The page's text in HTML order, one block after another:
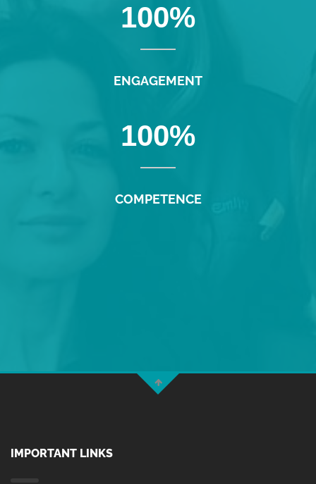
100%
ENGAGEMENT
100%
COMPETENCE
IMPORTANT LINKS